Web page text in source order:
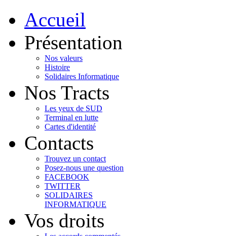
Accueil
Présentation
Nos valeurs
Histoire
Solidaires Informatique
Nos Tracts
Les yeux de SUD
Terminal en lutte
Cartes d'identité
Contacts
Trouvez un contact
Posez-nous une question
FACEBOOK
TWITTER
SOLIDAIRES
INFORMATIQUE
Vos droits